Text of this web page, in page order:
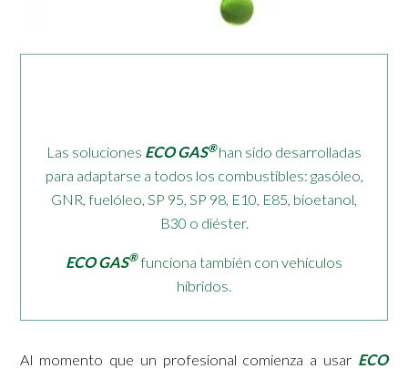
Las soluciones ECO GAS®han sido desarrolladas
para adaptarse a todos los combustibles: gasóleo,
GNR, fuelóleo, SP 95, SP 98, E10, E85, bioetanol,
B30 o diéster.
ECO GAS®funciona también con vehículos
híbridos.
Al momento que un profesional comienza a usar ECO